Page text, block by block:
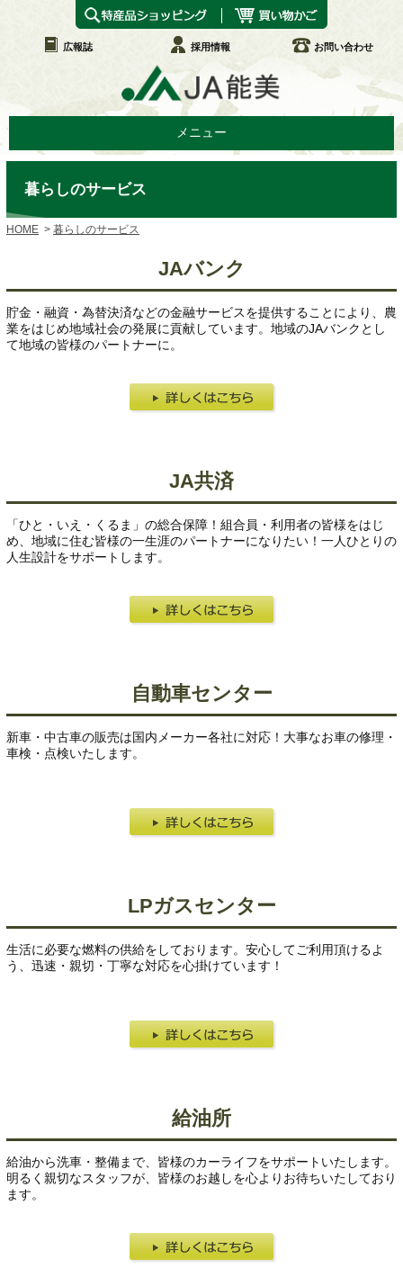
広報誌 採用情報 お問い合わせ
メニュー
暮らしのサービス
HOME 暮らしのサービス
JAバンク
貯金・融資・為替決済などの金融サービスを提供することにより、農
業をはじめ地域社会の発展に貢献しています。地域のJAバンクとし
て地域の皆様のパートナーに。
JA共済
「ひと・いえ・くるま」の総合保障！組合員・利用者の皆様をはじ
め、地域に住む皆様の一生涯のパートナーになりたい！一人ひとりの
人生設計をサポートします。
自動車センター
新車・中古車の販売は国内メーカー各社に対応！大事なお車の修理・
車検・点検いたします。
LPガスセンター
生活に必要な燃料の供給をしております。安心してご利用頂けるよ
う、迅速・親切・丁寧な対応を心掛けています！
給油所
給油から洗車・整備まで、皆様のカーライフをサポートいたします。
明るく親切なスタッフが、皆様のお越しを心よりお待ちいたしており
ます。